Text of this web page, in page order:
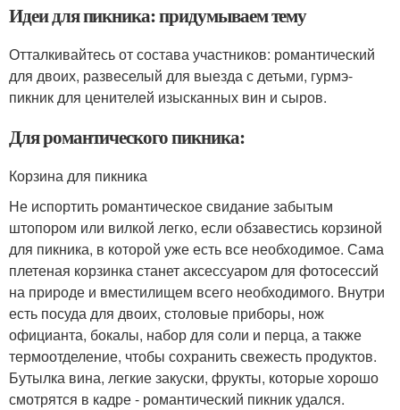
Идеи для пикника: придумываем тему
Отталкивайтесь от состава участников: романтический
для двоих, развеселый для выезда с детьми, гурмэ-
пикник для ценителей изысканных вин и сыров.
Для романтического пикника:
Корзина для пикника
Не испортить романтическое свидание забытым
штопором или вилкой легко, если обзавестись корзиной
для пикника, в которой уже есть все необходимое. Сама
плетеная корзинка станет аксессуаром для фотосессий
на природе и вместилищем всего необходимого. Внутри
есть посуда для двоих, столовые приборы, нож
официанта, бокалы, набор для соли и перца, а также
термоотделение, чтобы сохранить свежесть продуктов.
Бутылка вина, легкие закуски, фрукты, которые хорошо
смотрятся в кадре - романтический пикник удался.